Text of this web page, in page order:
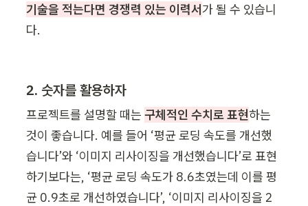
기술을 적는다면 경쟁력 있는 이력서가 될 수 있습니
다.
2. 숫자를 활용하자
프로젝트를 설명할 때는 구체적인 수치로 표현하는
것이 좋습니다. 예를 들어 ‘평균 로딩 속도를 개선했
습니다’와 ‘이미지 리사이징을 개선했습니다’로 표현
하기보다는, ‘평균 로딩 속도가 8.6초였는데 이를 평
균 0.9초로 개선하였습니다’, ‘이미지 리사이징을 2